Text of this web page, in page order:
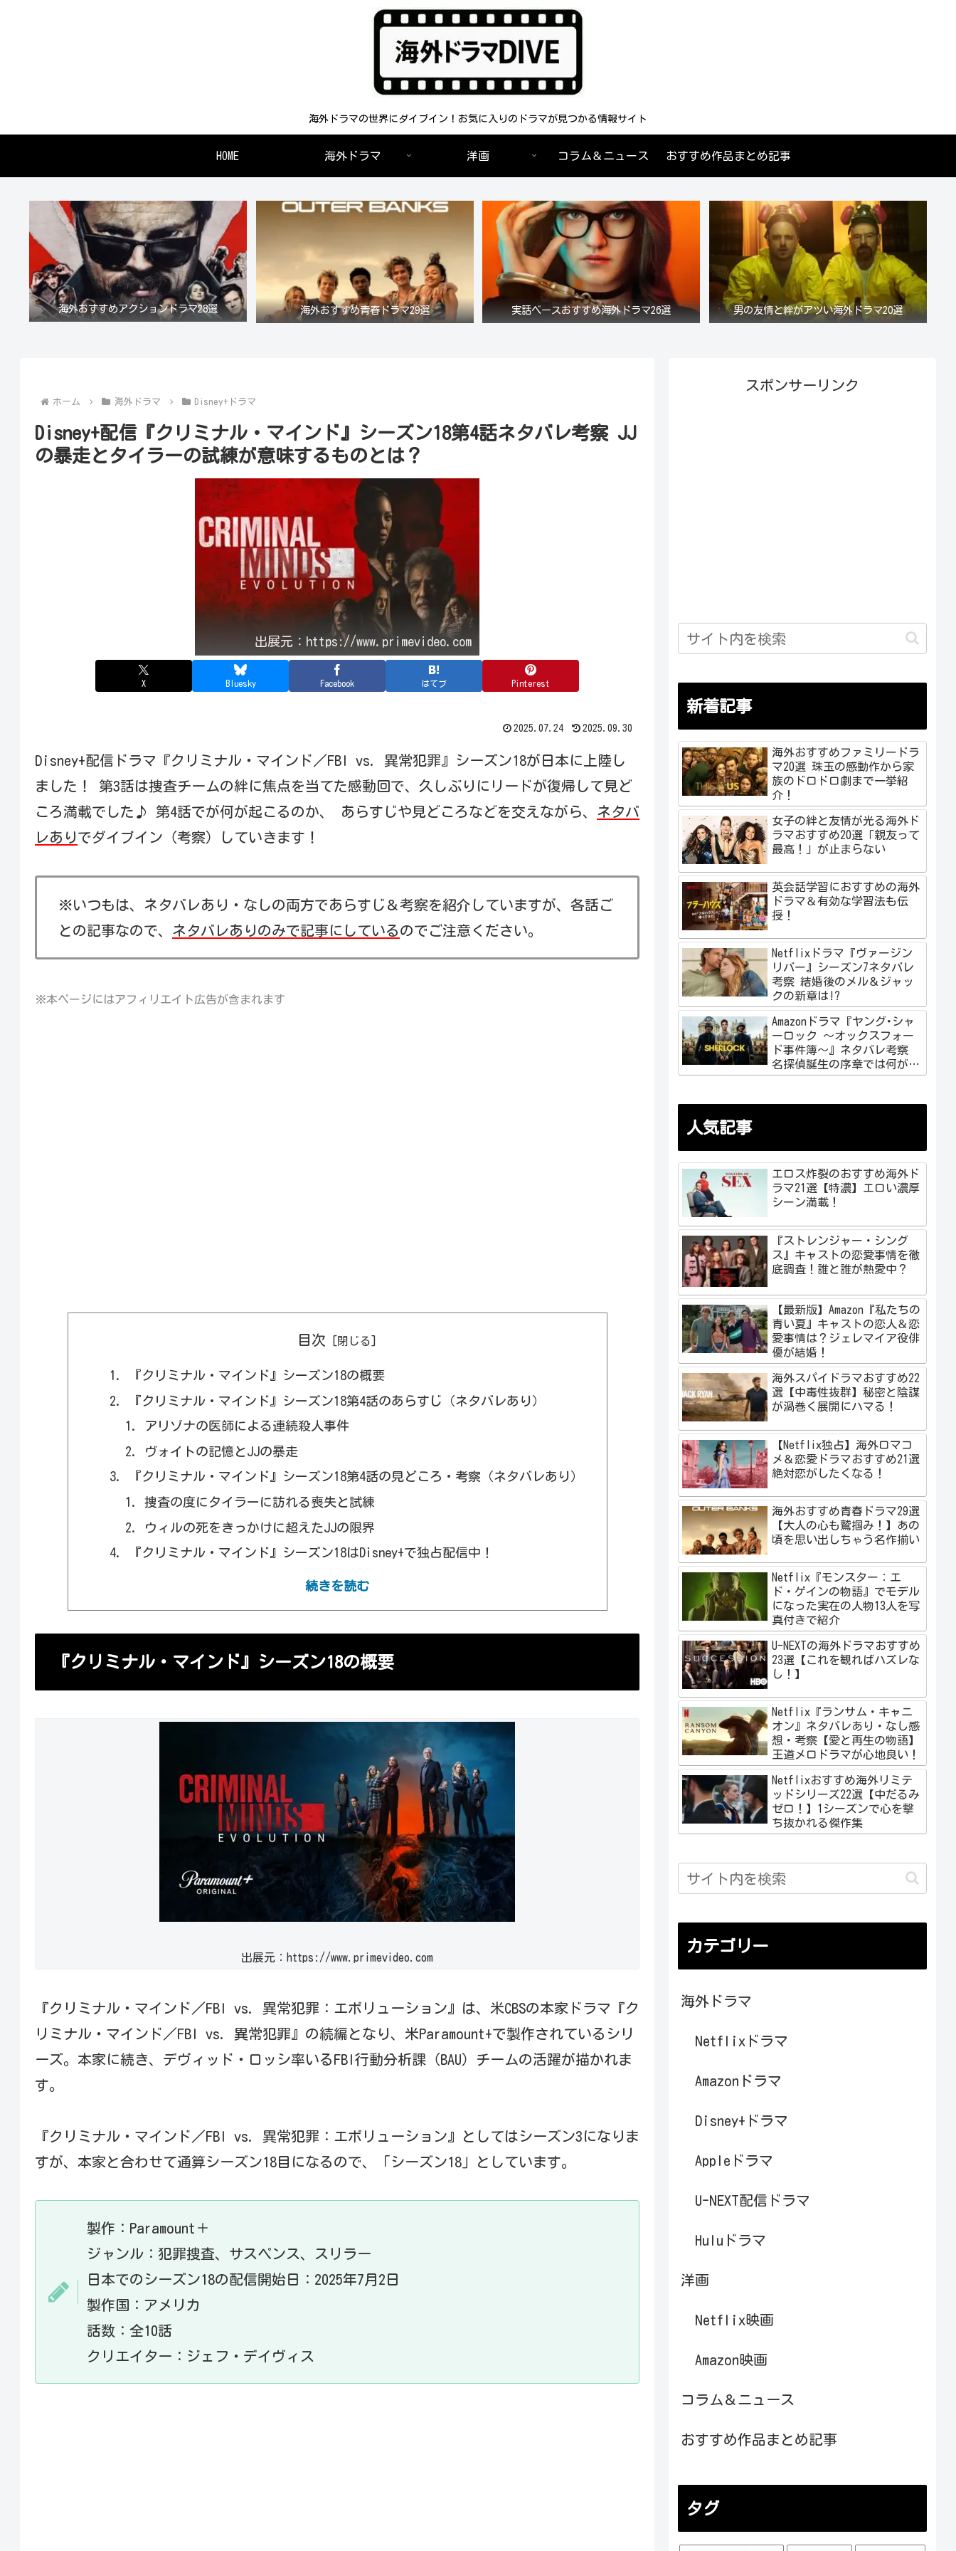
海外ドラマの世界にダイブイン！お気に入りのドラマが見つかる情報サイト
HOME 海外ドラマ 洋画 コラム＆ニュース おすすめ作品まとめ記事
海外おすすめアクションドラマ28選 海外おすすめ青春ドラマ29選 実話ベースおすすめ海外ドラマ26選 男の友情と絆がアツい海外ドラマ20選
ホーム 海外ドラマ Disney+ドラマ
Disney+配信『クリミナル・マインド』シーズン18第4話ネタバレ考察 JJ
の暴走とタイラーの試練が意味するものとは？
出展元：https://www.primevideo.com
X Bluesky Facebook はてブ Pinterest
2025.07.24 2025.09.30
Disney+配信ドラマ『クリミナル・マインド／FBI vs. 異常犯罪』シーズン18が日本に上陸し
ました！ 第3話は捜査チームの絆に焦点を当てた感動回で、久しぶりにリードが復帰して見ど
ころ満載でした♪ 第4話でが何が起こるのか、 あらすじや見どころなどを交えながら、 ネタバ
レあり でダイブイン（考察）していきます！
※いつもは、ネタバレあり・なしの両方であらすじ＆考察を紹介していますが、各話ご
との記事なので、 ネタバレありのみで記事にしている のでご注意ください。
※本ページにはアフィリエイト広告が含まれます
目次
『クリミナル・マインド』シーズン18の概要
『クリミナル・マインド』シーズン18第4話のあらすじ（ネタバレあり）
アリゾナの医師による連続殺人事件
ヴォイトの記憶とJJの暴走
『クリミナル・マインド』シーズン18第4話の見どころ・考察（ネタバレあり）
捜査の度にタイラーに訪れる喪失と試練
ウィルの死をきっかけに超えたJJの限界
『クリミナル・マインド』シーズン18はDisney+で独占配信中！
『クリミナル・マインド』シーズン18第4話のまとめ
続きを読む
『クリミナル・マインド』シーズン18の概要
出展元：https://www.primevideo.com
『クリミナル・マインド／FBI vs. 異常犯罪：エボリューション』は、米CBSの本家ドラマ『ク
リミナル・マインド／FBI vs. 異常犯罪』の続編となり、米Paramount+で製作されているシリ
ーズ。本家に続き、デヴィッド・ロッシ率いるFBI行動分析課（BAU）チームの活躍が描かれま
す。
『クリミナル・マインド／FBI vs. 異常犯罪：エボリューション』としてはシーズン3になりま
すが、本家と合わせて通算シーズン18目になるので、「シーズン18」としています。
製作：Paramount＋
ジャンル：犯罪捜査、サスペンス、スリラー
日本でのシーズン18の配信開始日：2025年7月2日
製作国：アメリカ
話数：全10話
クリエイター：ジェフ・デイヴィス
スポンサーリンク
新着記事
海外おすすめファミリードラ
マ20選 珠玉の感動作から家
族のドロドロ劇まで一挙紹
介！
女子の絆と友情が光る海外ド
ラマおすすめ20選「親友って
最高！」が止まらない
英会話学習におすすめの海外
ドラマ＆有効な学習法も伝
授！
Netflixドラマ『ヴァージン
リバー』シーズン7ネタバレ
考察 結婚後のメル＆ジャッ
クの新章は!?
Amazonドラマ『ヤング･シャ
ーロック ～オックスフォー
ド事件簿～』ネタバレ考察
名探偵誕生の序章では何が起
こる!?
人気記事
エロス炸裂のおすすめ海外ド
ラマ21選【特濃】エロい濃厚
シーン満載！
『ストレンジャー・シング
ス』キャストの恋愛事情を徹
底調査！誰と誰が熱愛中？
【最新版】Amazon『私たちの
青い夏』キャストの恋人＆恋
愛事情は？ジェレマイア役俳
優が結婚！
海外スパイドラマおすすめ22
選【中毒性抜群】秘密と陰謀
が渦巻く展開にハマる！
【Netflix独占】海外ロマコ
メ＆恋愛ドラマおすすめ21選
絶対恋がしたくなる！
海外おすすめ青春ドラマ29選
【大人の心も鷲掴み！】あの
頃を思い出しちゃう名作揃い
Netflix『モンスター：エ
ド・ゲインの物語』でモデル
になった実在の人物13人を写
真付きで紹介
U-NEXTの海外ドラマおすすめ
23選【これを観ればハズレな
し！】
Netflix『ランサム・キャニ
オン』ネタバレあり・なし感
想・考察【愛と再生の物語】
王道メロドラマが心地良い！
Netflixおすすめ海外リミテ
ッドシリーズ22選【中だるみ
ゼロ！】1シーズンで心を撃
ち抜かれる傑作集
カテゴリー
海外ドラマ
Netflixドラマ
Amazonドラマ
Disney+ドラマ
Appleドラマ
U-NEXT配信ドラマ
Huluドラマ
洋画
Netflix映画
Amazon映画
コラム＆ニュース
おすすめ作品まとめ記事
タグ